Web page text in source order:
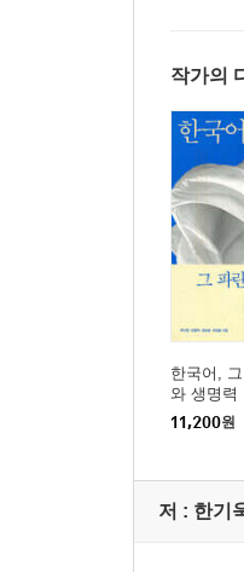
작가의
한국어,
와 생명력
11,200원
저 : 한기